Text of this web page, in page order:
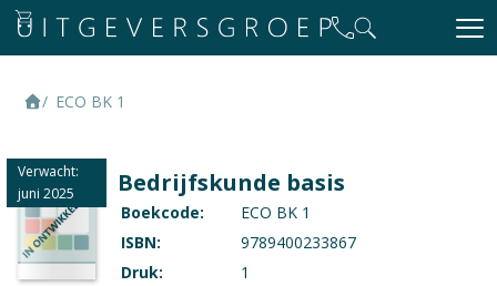
ECO BK 1
Verwacht:
juni 2025
Bedrijfskunde basis
Boekcode:
ECO BK 1
ISBN:
9789400233867
Druk:
1